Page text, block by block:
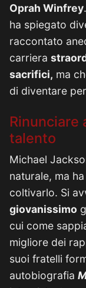
Oprah Winfrey
ha spiegato
raccontato
carriera
sacrifici, ma
di diventare
Rinunciare
talento
Michael
naturale, ma
coltivarlo. Si
giovanissimo
cui come
migliore dei
suoi fratelli
autobiografia